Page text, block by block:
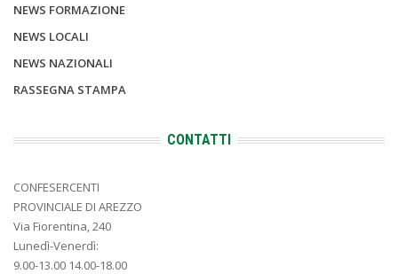
NEWS FORMAZIONE
NEWS LOCALI
NEWS NAZIONALI
RASSEGNA STAMPA
CONTATTI
CONFESERCENTI
PROVINCIALE DI AREZZO
Via Fiorentina, 240
Lunedì-Venerdì:
9.00-13.00 14.00-18.00